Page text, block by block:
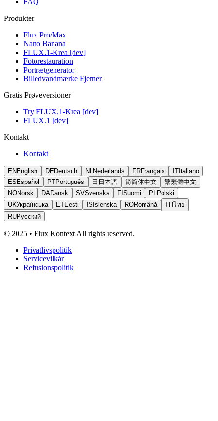
Produkter
Flux Pro/Max
Nano Banana
FLUX.1-Krea [dev]
Fotorestauration
Portrætgenerator
Billedvandmærke Fjerner
Gratis Prøveversioner
Try FLUX.1-Krea [dev]
FLUX.1 [dev]
Kontakt
Kontakt
EN English DE Deutsch NL Nederlands FRFrançais IT Italiano
ES Español PTPortuguês 日 日本語 简简体中文 繁繁體中文
NONorsk DADansk SVSvenska FI Suomi PL
Polski
UKУкраїнська ETEesti IS Íslenska RORomână THไทย
RUРусский
© 2025 • Flux Kontext All rights reserved.
Privatlivspolitik
Servicevilkår
Refusionspolitik